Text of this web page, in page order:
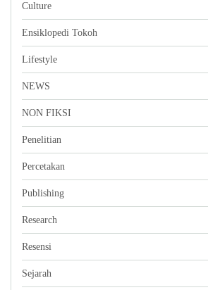
Culture
Ensiklopedi Tokoh
Lifestyle
NEWS
NON FIKSI
Penelitian
Percetakan
Publishing
Research
Resensi
Sejarah